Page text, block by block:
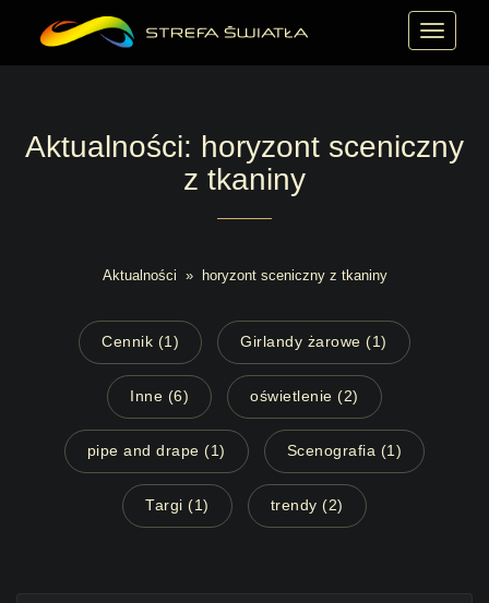
MENU
Aktualności: horyzont sceniczny
z tkaniny
Aktualności » horyzont sceniczny z tkaniny
Cennik (1) Girlandy żarowe (1)
Inne (6) oświetlenie (2)
pipe and drape (1) Scenografia (1)
Targi (1) trendy (2)